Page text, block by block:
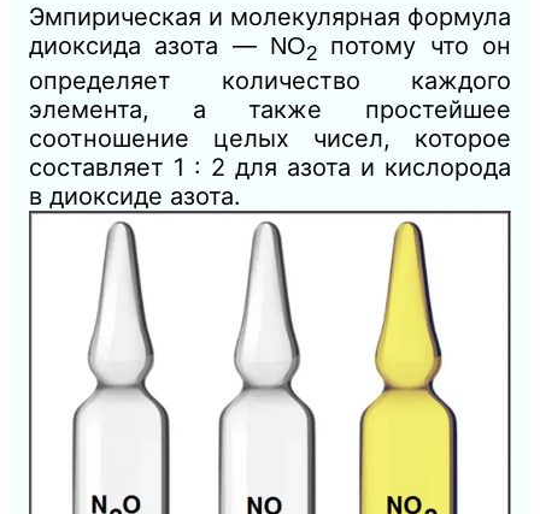
Эмпирическая и молекулярная формула
диоксида азота — NO2
потому что он
определяет количество каждого
элемента, а также простейшее
соотношение целых чисел, которое
составляет 1 : 2 для азота и кислорода
в диоксиде азота.